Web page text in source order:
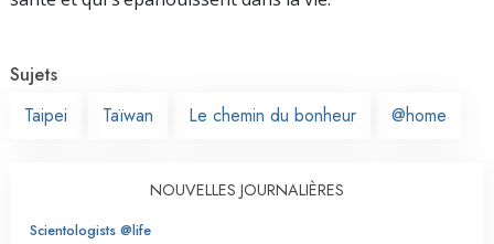
Sujets
Taipei
Taïwan Le chemin du bonheur @home
NOUVELLES JOURNALIÈRES
Scientologists @life